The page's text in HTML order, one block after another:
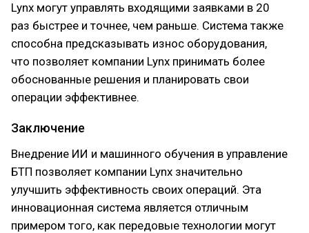
Lynx могут управлять входящими заявками в 20
раз быстрее и точнее, чем раньше. Система также
способна предсказывать износ оборудования,
что позволяет компании Lynx принимать более
обоснованные решения и планировать свои
операции эффективнее.
Заключение
Внедрение ИИ и машинного обучения в управление
БТП позволяет компании Lynx значительно
улучшить эффективность своих операций. Эта
инновационная система является отличным
примером того, как передовые технологии могут